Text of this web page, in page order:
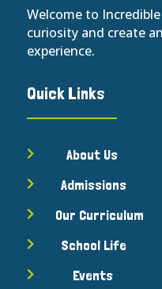
Welcome to
curiosity and create
experience.
Quick Links
 About Us
 Admissions
 Our Curriculum
 School Life
 Events